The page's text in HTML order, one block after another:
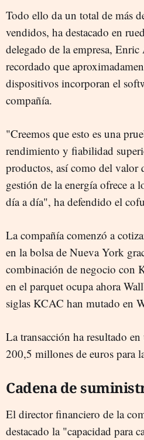
Todo ello da un total de más
vendidos, ha destacado en
delegado de la empresa,
recordado que
dispositivos incorporan el
compañía.
"Creemos que esto es una
rendimiento y fiabilidad
productos, así como del valor
gestión de la energía ofrece a
día a día", ha defendido el
La compañía comenzó a
en la bolsa de Nueva York
combinación de negocio con
en el parquet ocupa ahora
siglas KCAC han mutado en
La transacción ha resultado
200,5 millones de euros para
Cadena de
El director financiero de la
destacado la "capacidad para